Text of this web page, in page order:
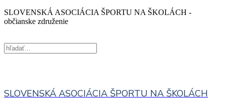
SLOVENSKÁ ASOCIÁCIA ŠPORTU NA ŠKOLÁCH -
občianske združenie
SLOVENSKÁ ASOCIÁCIA ŠPORTU NA ŠKOLÁCH